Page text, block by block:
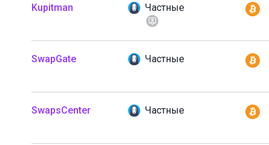
Kupitman Частные
SwapGate Частные
SwapsCenter Частные